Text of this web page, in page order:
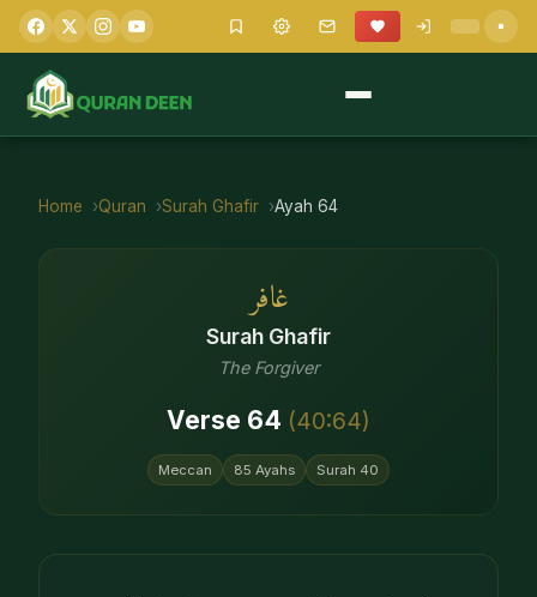
Home Quran Surah Ghafir Ayah 64
غافر
Surah Ghafir
The Forgiver
Verse 64 (40:64)
Meccan 85 Ayahs Surah 40